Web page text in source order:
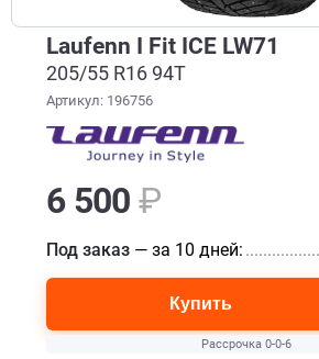
Laufenn I Fit ICE LW71
205/55 R16 94T
Артикул: 196756
6 500₽
Под заказ — за 10 дней:
Купить
Рассрочка 0-0-6